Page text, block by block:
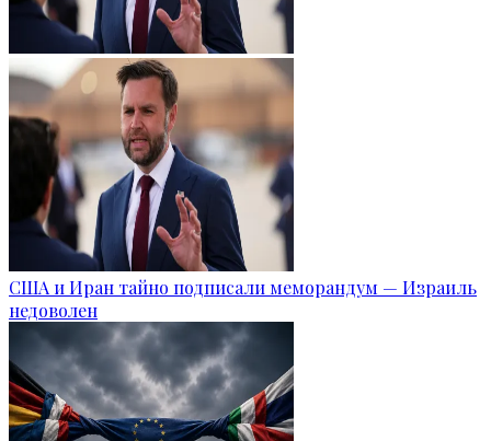
США и Иран тайно подписали меморандум — Израиль
недоволен